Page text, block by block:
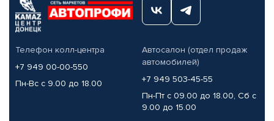
Телефон колл-центра
+7 949 00-00-550
Пн-Вс с 9.00 до 18.00
Автосалон (отдел продаж
автомобилей)
+7 949 503-45-55
Пн-Пт с 09.00 до 18.00, Сб с
9.00 до 15.00